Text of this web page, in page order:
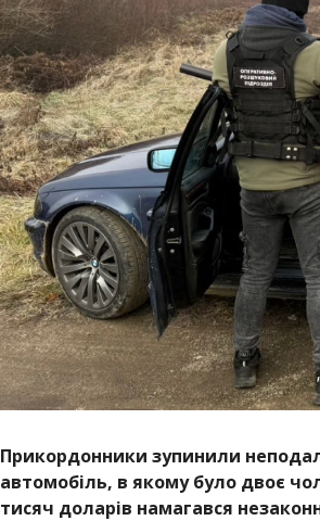
Прикордонники зупинили
автомобіль, в якому було двоє
тисяч доларів намагався